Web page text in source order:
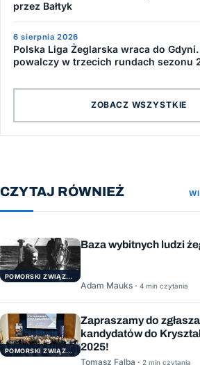
przez Bałtyk
6 sierpnia 2026
Polska Liga Żeglarska wraca do Gdyni.
powalczy w trzecich rundach sezonu
ZOBACZ WSZYSTKIE
CZYTAJ RÓWNIEŻ
POMORSKI ZWIĄZEK ŻEGLARSKI
Baza wybitnych ludzi
Adam Mauks · 4 min czytania
POMORSKI ZWIĄZEK ŻEGLARSKI
Zapraszamy do
kandydatów do
2025!
Tomasz Falba · 2 min czytania